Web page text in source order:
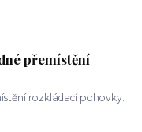
přemístění
rozkládací pohovky.